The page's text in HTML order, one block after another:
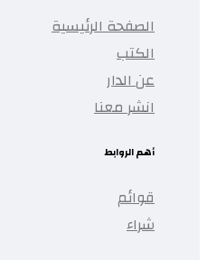
الصفحة الرئيسية
الكتب
عن الدار
انشر معنا
أهم الروابط
قوائم
شراء